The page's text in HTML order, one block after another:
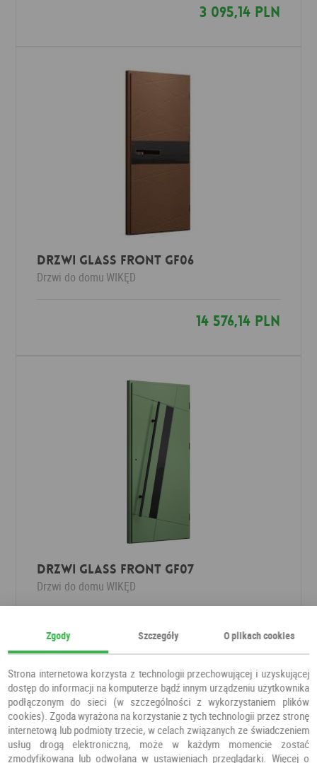
3 095,14 PLN
Drzwi Glass Front GF06
Drzwi do domu WIKĘD
14 576,14 PLN
Drzwi Glass Front GF07
Drzwi do domu WIKĘD
3 095,14 PLN
Zgody Szczegóły O plikach cookies
Strona internetowa korzysta z technologii przechowującej i uzyskującej
dostęp do informacji na komputerze bądź innym urządzeniu użytkownika
podłączonym do sieci (w szczególności z wykorzystaniem plików
cookies). Zgoda wyrażona na korzystanie z tych technologii przez stronę
internetową lub podmioty trzecie, w celach związanych ze świadczeniem
usług drogą elektroniczną, może w każdym momencie zostać
zmodyfikowana lub odwołana w ustawieniach przeglądarki. Więcej o